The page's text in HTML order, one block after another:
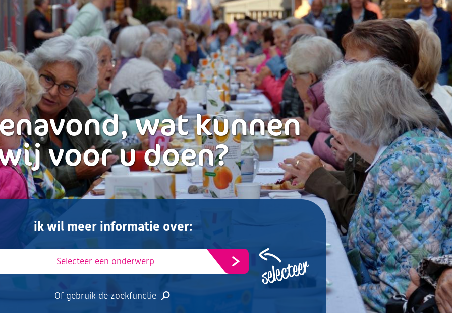
wat kunnen
voor u doen?
ik wil meer informatie over:
Selecteer een onderwerp selecteer
Of gebruik de zoekfunctie